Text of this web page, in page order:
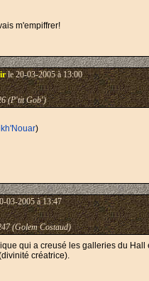
m'empiffrer!
le 20-03-2005 à 13:00
(P'tit Gob')
)
03-2005 à 13:47
(Golem Costaud)
qui a creusé les galleries du
créatrice).